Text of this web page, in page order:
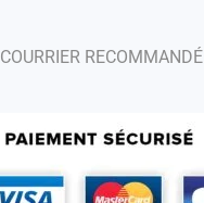
COURRIER RECOMMANDÉ